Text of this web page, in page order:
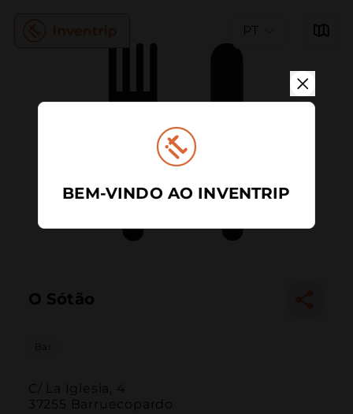
PT
O Sótão
Bar
C/ La Iglesia, 4
37255 Barruecopardo
BEM-VINDO AO INVENTRIP